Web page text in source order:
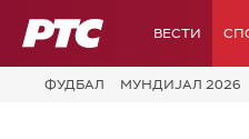
РТС ВЕСТИ
ФУДБАЛ МУНДИЈАЛ 2026